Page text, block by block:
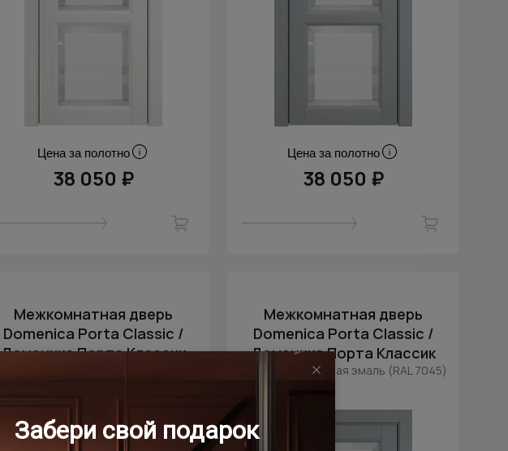
Цена за полотно
38 050 ₽
Цена за полотно
38 050 ₽
Межкомнатная дверь
Domenica Porta Classic /
Доменика Порта Классик
Межкомнатная дверь
Domenica Porta Classic /
Доменика Порта Классик
Серебристо-серая эмаль (RAL 7045)